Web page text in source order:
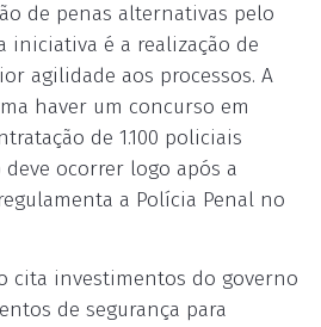
de penas alternativas pelo
iniciativa é a realização de
agilidade aos processos. A
haver um concurso em
de 1.100 policiais
ocorrer logo após a
a Polícia Penal no
cita investimentos do governo
de segurança para